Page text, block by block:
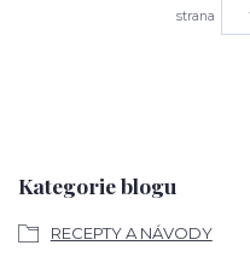
Kategorie blogu
RECEPTY A NÁVODY
strana